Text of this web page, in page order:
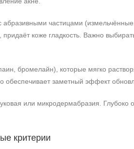
частицами (измельчённые
коже гладкость. Важно
бромелайн), которые мягко
обеспечивает заметный эффект
или микродермабразия.
критерии